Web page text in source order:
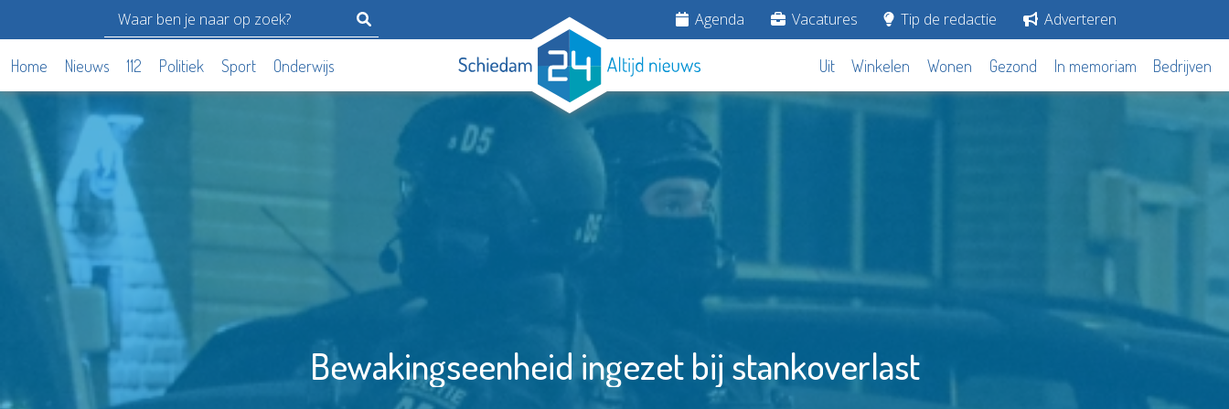
Agenda Vacatures Tip de redactie Adverteren
Home Nieuws 112 Politiek Sport Onderwijs Uit Winkelen Wonen Gezond In memoriam Bedrijven
Bewakingseenheid ingezet bij stankoverlast